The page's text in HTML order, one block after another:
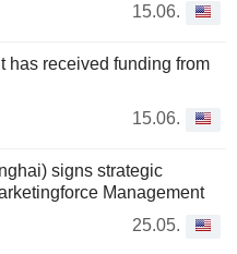
15.06.
has received funding from
15.06.
signs strategic
Management
25.05.